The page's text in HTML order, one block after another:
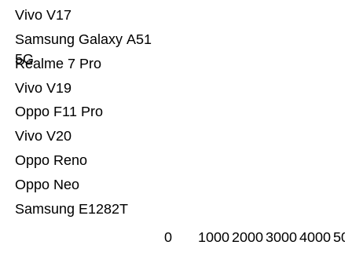
Samsung E1282T
Oppo Neo
Oppo Reno
Vivo V20
Oppo F11 Pro
Vivo V19
Realme 7 Pro
Samsung Galaxy A51
5G
Vivo V17
0 1000200030004000